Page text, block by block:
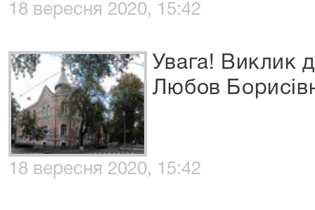
18 вересня 2020, 15:42
Увага! Виклик
Любов
18 вересня 2020, 15:42